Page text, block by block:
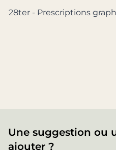
28ter - Prescriptions
Une suggestion ou
ajouter ?